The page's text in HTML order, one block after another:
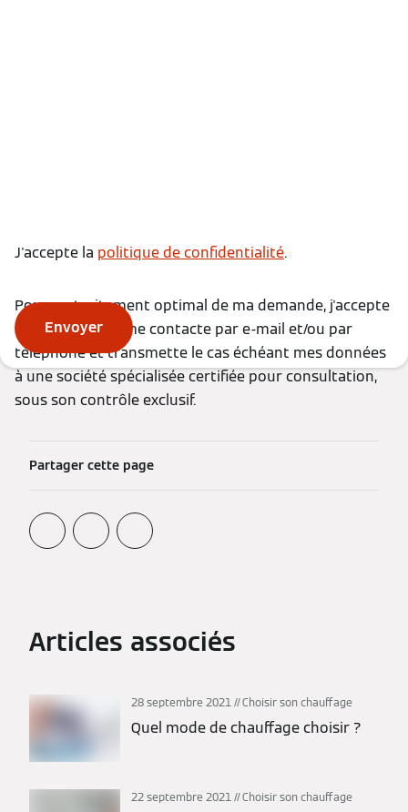
J'accepte la politique de confidentialité.
Pour un traitement optimal de ma demande, j'accepte
que Viessmann me contacte par e-mail et/ou par
téléphone et transmette le cas échéant mes données
à une société spécialisée certifiée pour consultation,
sous son contrôle exclusif.
Envoyer
Partager cette page
Articles associés
28 septembre 2021 Choisir son chauffage
Quel mode de chauffage choisir ?
22 septembre 2021 Choisir son chauffage